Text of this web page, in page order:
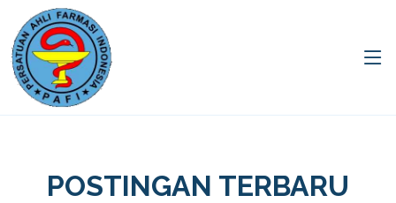
POSTINGAN TERBARU